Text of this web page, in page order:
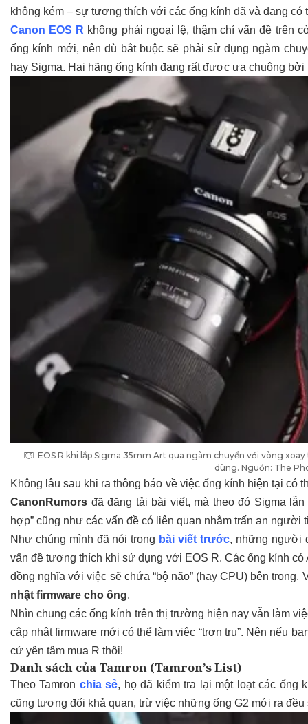
không kém – sự tương thích với các ống kính đã và đang có
Canon EOS R không phải ngoại lệ, thậm chí vấn đề trên
ống kính mới, nên dù bắt buộc sẽ phải sử dụng ngàm
hay Sigma. Hai hãng ống kính đang rất được ưa chuộng
EOS R khi lắp Sigma 35mm Art qua ngàm chuyển với vòng
dùng. Nguồn: The
Không lâu sau khi ra thông báo về việc ống kính hiện tại
CanonRumors đã đăng tải bài viết, mà theo đó Sigma
hợp” cũng như các vấn đề có liên quan nhằm trấn an người
Như chúng mình đã nói trong bài viết trước, những người
vấn đề tương thích khi sử dụng với EOS R. Các ống kính
đồng nghĩa với việc sẽ chứa “bộ não” (hay CPU) bên
nhật firmware cho ống.
Nhìn chung các ống kính trên thị trường hiện nay vẫn làm
cập nhật firmware mới có thể làm việc “trơn tru”. Nên nếu
cứ yên tâm mua R thôi!
Danh sách của Tamron (Tamron’s List)
Theo Tamron chia sẻ, họ đã kiểm tra lại một loạt các ống
cũng tương đối khả quan, trừ việc những ống G2 mới ra